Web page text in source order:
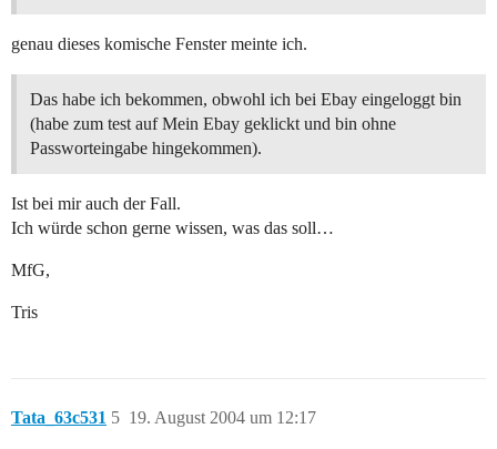
genau dieses komische Fenster meinte ich.
Das habe ich bekommen, obwohl ich bei Ebay eingeloggt bin
(habe zum test auf Mein Ebay geklickt und bin ohne
Passworteingabe hingekommen).
Ist bei mir auch der Fall.
Ich würde schon gerne wissen, was das soll…
MfG,
Tris
Tata_63c531 19. August 2004 um 12:17
5